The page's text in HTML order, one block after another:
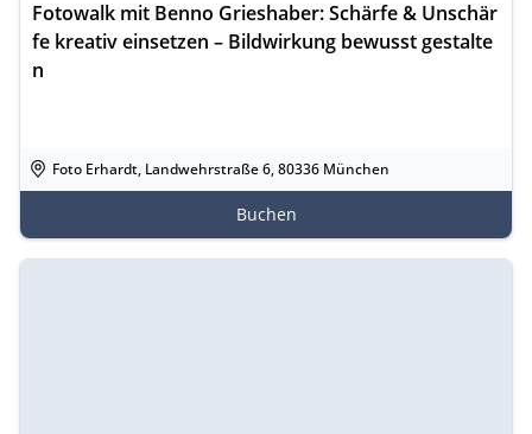
Fotowalk mit Benno Grieshaber: Schärfe & Unschär
fe kreativ einsetzen – Bildwirkung bewusst gestalte
n
Foto Erhardt, Landwehrstraße 6, 80336 München
Buchen